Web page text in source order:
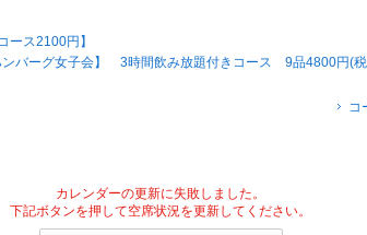
ス2100円】
ンバーグ女子会】 3時間飲み放題付きコース 9品4800円(税
コ
カレンダーの更新に失敗しました。
下記ボタンを押して空席状況を更新してください。